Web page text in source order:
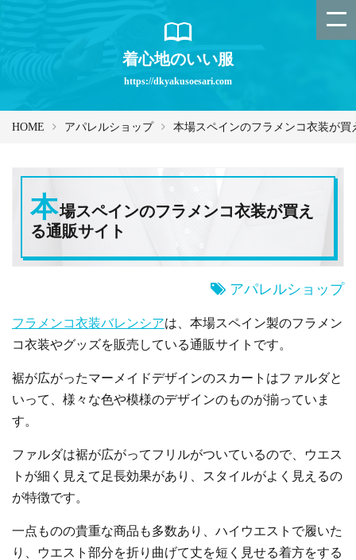
着心地のいい服
https://dkyakusoesari.com
HOME アパレルショップ 本場スペインのフラメンコ衣装が買
本場スペインのフラメンコ衣装が買え
る通販サイト
アパレルショップ
フラメンコ衣装バレンシアは、本場スペイン製のフラメン
コ衣装やグッズを販売している通販サイトです。
裾が広がったマーメイドデザインのスカートはファルダと
いって、様々な色や模様のデザインのものが揃っていま
す。
ファルダは裾が広がってフリルがついているので、ウエス
トが細く見えて足長効果があり、スタイルがよく見えるの
が特徴です。
一点ものの貴重な商品も多数あり、ハイウエストで履いた
り、ウエスト部分を折り曲げて丈を短く見せる着方をする